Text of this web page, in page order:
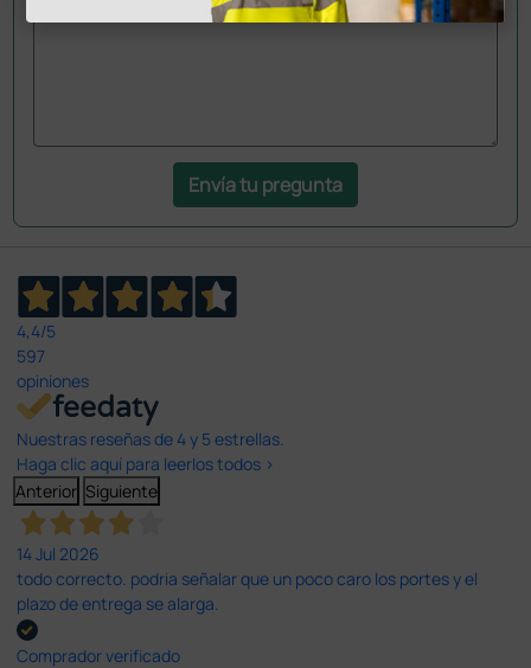
Envía tu pregunta
4,4/5
597
opiniones
Nuestras reseñas de 4 y 5 estrellas.
Haga clic aquí para leerlos todos >
Anterior Siguiente
14 Jul 2026
todo correcto. podria señalar que un poco caro los portes y el
plazo de entrega se alarga.
Comprador verificado